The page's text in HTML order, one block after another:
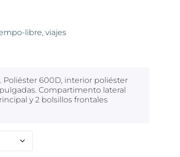
libre, viajes
Poliéster 600D, interior poliéster
Compartimento lateral
y 2 bolsillos frontales